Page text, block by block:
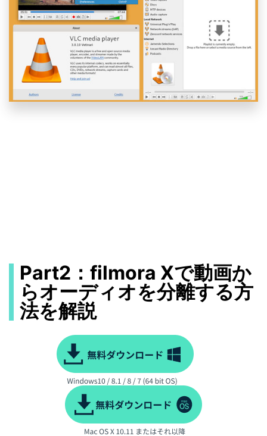
Part2：filmora Xで動画か
らオーディオを分離する方
法を解説